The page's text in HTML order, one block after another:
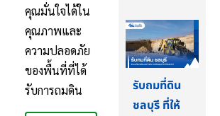
คุณมั่นใจได้ใน
คุณภาพและ
ความปลอดภัย
ของพื้นที่ที่ได้
รับการถมดิน
รับถมที่ดิน
ชลบุรี ที่ให้